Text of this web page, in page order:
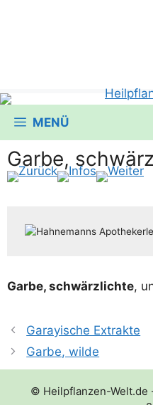
MENÜ
Garbe,
Gar­be, schwärz­lich­te,
Garayische Extrakte
Garbe, wilde
© Heilpflanzen-Welt.de